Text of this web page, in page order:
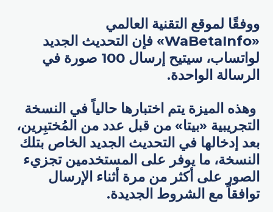
ووفقًا لموقع التقنية العالمي
«WaBetaInfo» فإن التحديث الجديد
لواتساب، سيتيح إرسال 100 صورة في
الرسالة الواحدة.
وهذه الميزة يتم اختبارها حالياً في النسخة
التجريبية «بيتا» من قبل عدد من المُختبِرين،
بعد إدخالها في التحديث الجديد الخاص بتلك
النسخة، ما يوفر على المستخدمين تجزيء
الصور على أكثر من مرة أثناء الإرسال
توافقاً مع الشروط الجديدة.